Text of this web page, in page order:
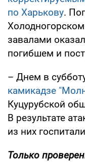
по Харькову.
завалами
погибшем и
– Днем в
камикадзе
Куцурубской
В результате
из них
Только